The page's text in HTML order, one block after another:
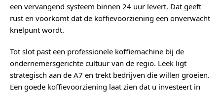
een vervangend systeem binnen 24 uur levert. Dat geeft
rust en voorkomt dat de koffievoorziening een onverwacht
knelpunt wordt.
Tot slot past een professionele koffiemachine bij de
ondernemersgerichte cultuur van de regio. Leek ligt
strategisch aan de A7 en trekt bedrijven die willen groeien.
Een goede koffievoorziening laat zien dat u investeert in